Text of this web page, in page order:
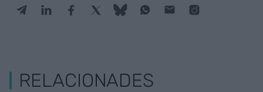
RELACIONADES